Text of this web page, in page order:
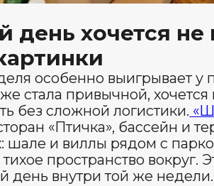
дню отдых
поездки есть простой
всё». Люди начинают выбирать не
именно им: ещё один вечер
выезд или просто медленное
Не в том, чтобы каждый день
дней успеть прожить Алтай без
ушла на дорогу.